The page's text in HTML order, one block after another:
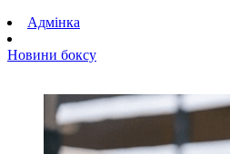
Адмінка
Новини боксу